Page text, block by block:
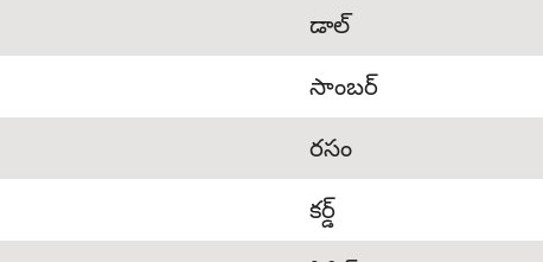
డాల్
సాంబర్
రసం
కర్డ్